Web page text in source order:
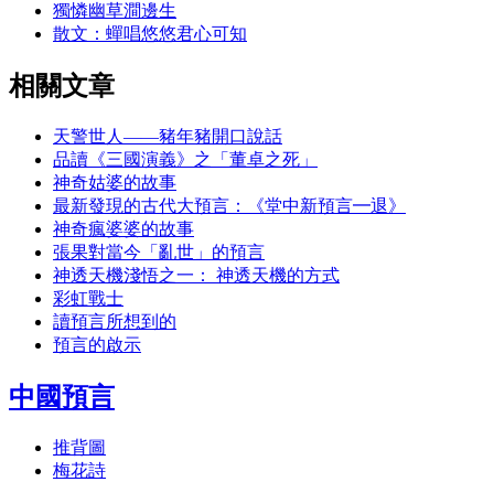
獨憐幽草澗邊生
散文：蟬唱悠悠君心可知
相關文章
天警世人――豬年豬開口說話
品讀《三國演義》之「董卓之死」
神奇姑婆的故事
最新發現的古代大預言：《堂中新預言━退》
神奇瘋婆婆的故事
張果對當今「亂世」的預言
神透天機淺悟之一： 神透天機的方式
彩虹戰士
讀預言所想到的
預言的啟示
中國預言
推背圖
梅花詩